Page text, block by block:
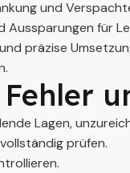
und
Aussparungen für
präzise
Lagen,
prüfen.